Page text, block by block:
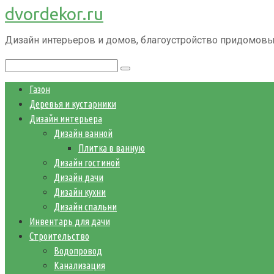
Перейти
к
контенту
dvordekor.ru
Дизайн интерьеров и домов, благоустройство
Газон
Деревья и кустарники
Дизайн интерьера
Дизайн ванной
Плитка в ванную
Дизайн гостиной
Дизайн дачи
Дизайн кухни
Дизайн спальни
Инвентарь для дачи
Строительство
Водопровод
Канализация